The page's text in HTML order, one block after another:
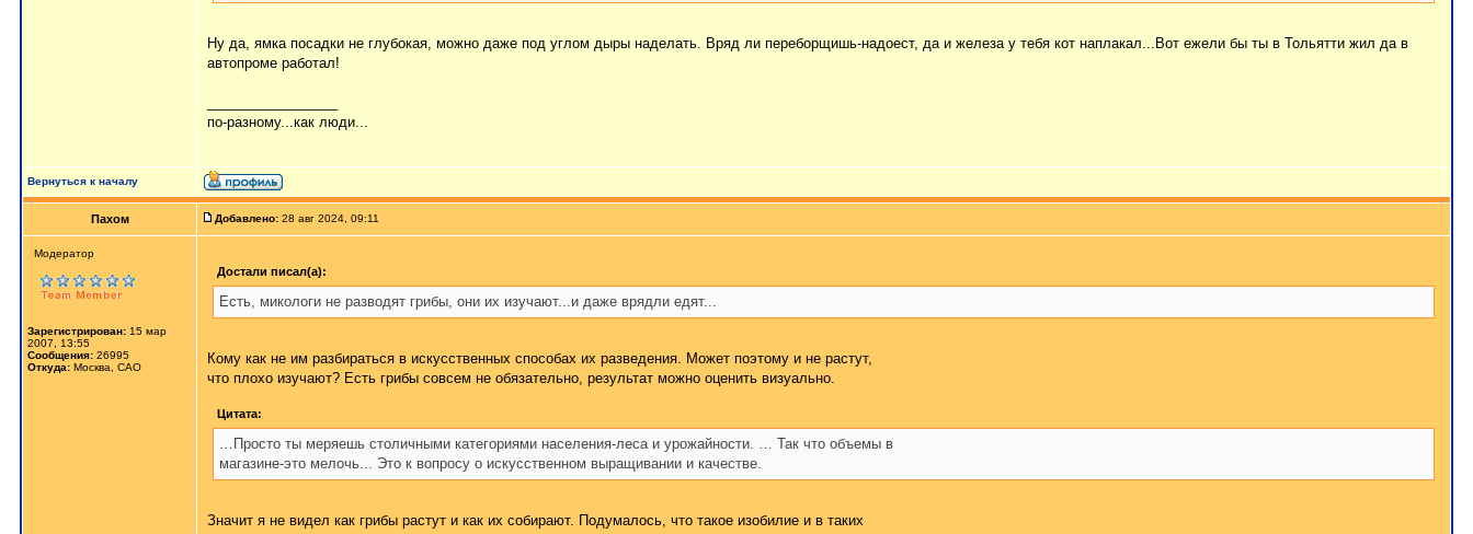
Ну да, ямка посадки не глубокая, можно даже под углом дыры наделать. Вряд ли переборщишь-надоест, да и железа у тебя кот наплакал...Вот ежели бы ты в Тольятти жил да в
автопроме работал!
по-разному...как люди...
Вернуться к началу
Пахом Добавлено: 28 авг 2024, 09:11
Мoдератор
Зарегистрирован: 15 мар
2007, 13:55
Сообщения: 26995
Откуда: Москва, САО
Достали писал(а):
Есть, микологи не разводят грибы, они их изучают...и даже врядли едят...
Кому как не им разбираться в искусственных способах их разведения. Может поэтому и не растут,
что плохо изучают? Есть грибы совсем не обязательно, результат можно оценить визуально.
Цитата:
…Просто ты меряешь столичными категориями населения-леса и урожайности. … Так что объемы в
магазине-это мелочь... Это к вопросу о искусственном выращивании и качестве.
Значит я не видел как грибы растут и как их собирают. Подумалось, что такое изобилие и в таких